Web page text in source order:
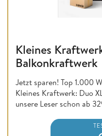
Kleines
Balkonkraftwerk
Jetzt sparen! Top 1.000
Kleines Kraftwerk: Duo
unsere Leser schon ab